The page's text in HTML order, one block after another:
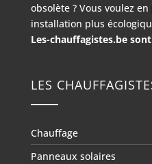
obsolète ? Vous voulez
installation plus
Les-chauffagistes.be
LES
Chauffage
Panneaux solaires